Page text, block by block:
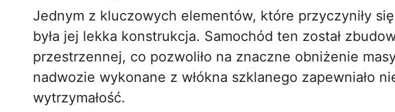
Jednym z kluczowych elementów, które przyczyniły
była jej lekka konstrukcja. Samochód ten został
przestrzennej, co pozwoliło na znaczne obniżenie
nadwozie wykonane z włókna szklanego zapewniało
wytrzymałość.